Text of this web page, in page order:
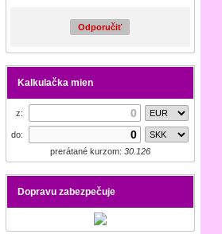
Odporučiť
Kalkulačka mien
z:
do:
prerátané kurzom: 30.126
Dopravu zabezpečuje